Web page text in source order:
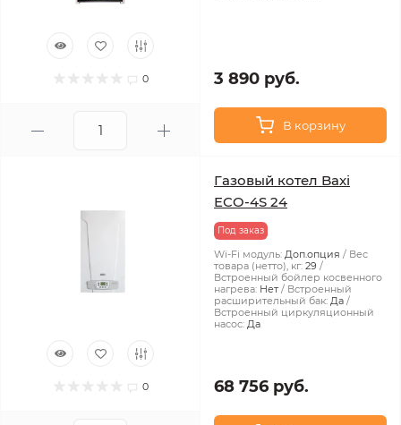
0 3 890 руб.
В корзину
0
Газовый котел Baxi
ECO-4S 24
Под заказ
Wi-Fi модуль: Доп.опция
Вес
товара (нетто), кг: 29
Встроенный бойлер косвенного
нагрева: Нет
Встроенный
расширительный бак: Да
Встроенный циркуляционный
насос: Да
68 756 руб.